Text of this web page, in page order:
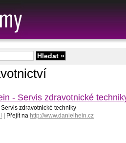
- Servis zdravotnické
zdravotnické techniky
| Přejít na http://www.danielhein.cz